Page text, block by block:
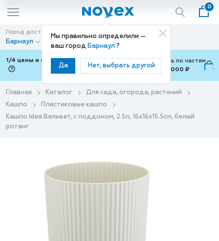
Мы правильно определили —
ваш город Барнаул ?
Да Нет, выбрать другой
0
Город доставки
Барнаул
Способ доставки
Доставка
1/4 цены и покупки ваши с Подели
Можно оплатить по частям
от 700 ₽ до 15,000 ₽
Главная Каталог
Для сада, огорода, растений
Кашпо
Пластиковые кашпо
Кашпо Idea Вельвет, с поддоном, 2.5л, 16x16x15.5см, белый
ротанг